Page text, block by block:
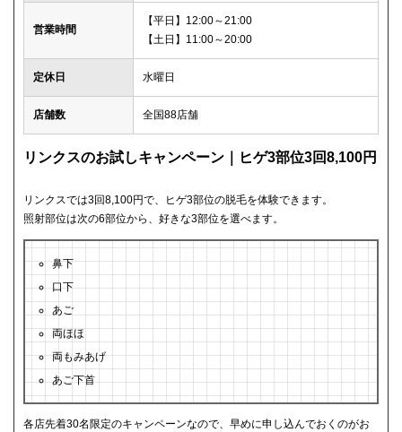
営業時間
【平日】12:00～21:00
【土日】11:00～20:00
定休日 水曜日
店舗数 全国88店舗
リンクスのお試しキャンペーン｜ヒゲ3部位3回8,100円
リンクスでは3回8,100円で、ヒゲ3部位の脱毛を体験できます。
照射部位は次の6部位から、好きな3部位を選べます。
鼻下
口下
あご
両ほほ
両もみあげ
あご下首
各店先着30名限定のキャンペーンなので、早めに申し込んでおくのがお